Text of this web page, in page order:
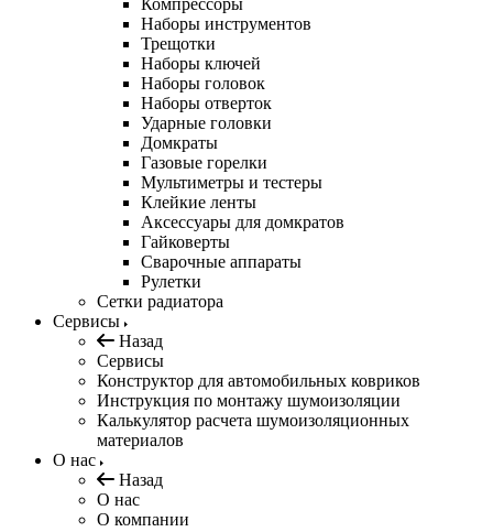
Компрессоры
Наборы инструментов
Трещотки
Наборы ключей
Наборы головок
Наборы отверток
Ударные головки
Домкраты
Газовые горелки
Мультиметры и тестеры
Клейкие ленты
Аксессуары для домкратов
Гайковерты
Сварочные аппараты
Рулетки
Сетки радиатора
Сервисы
Назад
Сервисы
Конструктор для автомобильных ковриков
Инструкция по монтажу шумоизоляции
Калькулятор расчета шумоизоляционных
материалов
О нас
Назад
О нас
О компании